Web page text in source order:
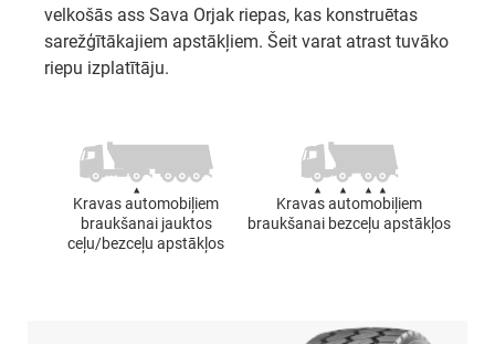
velkošās ass Sava Orjak riepas, kas konstruētas
sarežģītākajiem apstākļiem. Šeit varat atrast tuvāko
riepu izplatītāju.
Kravas automobiļiem
braukšanai jauktos
ceļu/bezceļu apstākļos
Kravas automobiļiem
braukšanai bezceļu apstākļos